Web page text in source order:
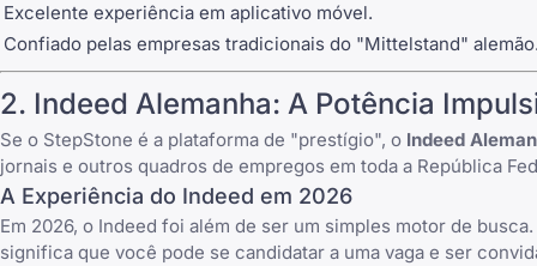
Excelente experiência em aplicativo móvel.
Confiado pelas empresas tradicionais do "Mittelstand"
2. Indeed Alemanha: A Potência
Se o StepStone é a plataforma de "prestígio", o Indeed
jornais e outros quadros de empregos em toda a República
A Experiência do Indeed em 2026
Em 2026, o Indeed foi além de ser um simples motor de
significa que você pode se candidatar a uma vaga e ser